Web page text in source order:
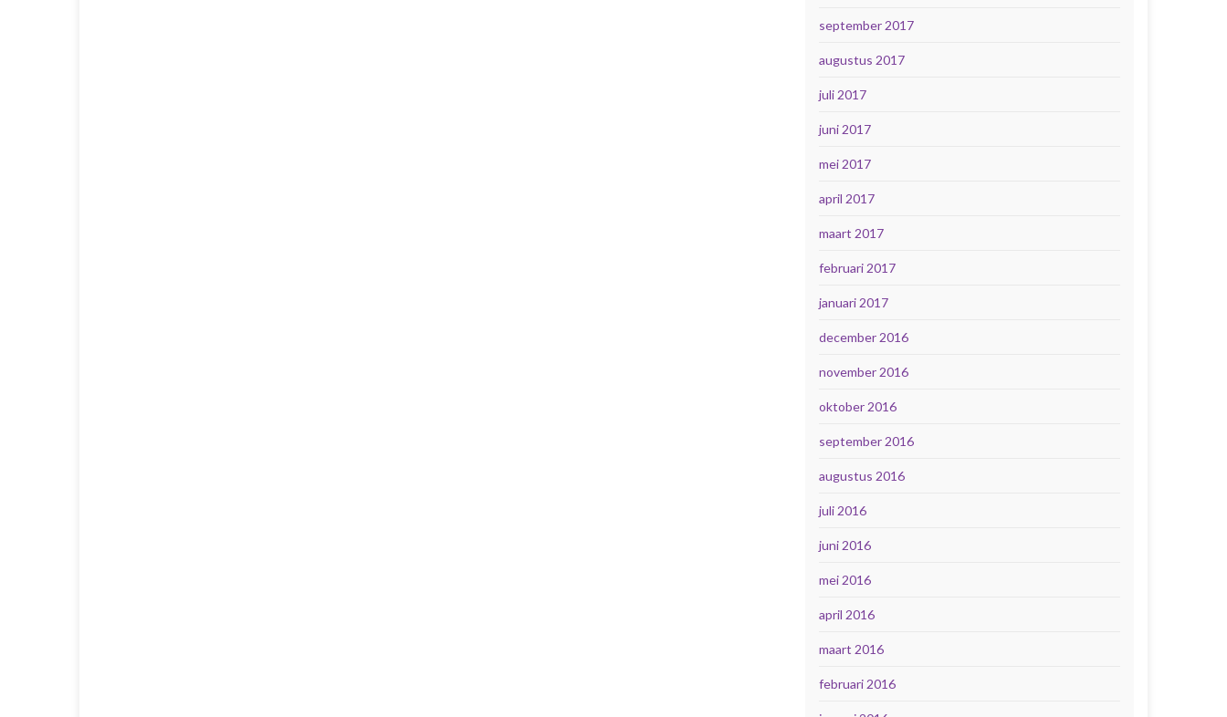
september 2017
augustus 2017
juli 2017
juni 2017
mei 2017
april 2017
maart 2017
februari 2017
januari 2017
december 2016
november 2016
oktober 2016
september 2016
augustus 2016
juli 2016
juni 2016
mei 2016
april 2016
maart 2016
februari 2016